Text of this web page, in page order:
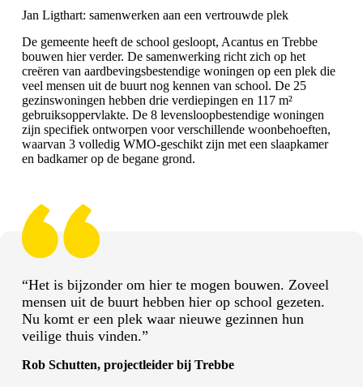
Jan Ligthart: samenwerken aan een vertrouwde plek
De gemeente heeft de school gesloopt, Acantus en Trebbe
bouwen hier verder. De samenwerking richt zich op het
creëren van aardbevingsbestendige woningen op een plek die
veel mensen uit de buurt nog kennen van school. De 25
gezinswoningen hebben drie verdiepingen en 117 m²
gebruiksoppervlakte. De 8 levensloopbestendige woningen
zijn specifiek ontworpen voor verschillende woonbehoeften,
waarvan 3 volledig WMO-geschikt zijn met een slaapkamer
en badkamer op de begane grond.
“Het is bijzonder om hier te mogen bouwen. Zoveel
mensen uit de buurt hebben hier op school gezeten.
Nu komt er een plek waar nieuwe gezinnen hun
veilige thuis vinden.”
Rob Schutten, projectleider bij Trebbe